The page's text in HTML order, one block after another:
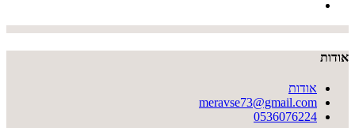
אודות
אודות
meravse73@gmail.com
0536076224